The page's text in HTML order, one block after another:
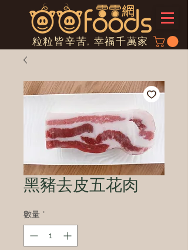
粒粒皆辛苦, 幸福千萬家
黑豬去皮五花肉
數量 *